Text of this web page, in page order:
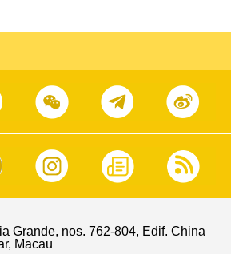
Grande, nos. 762-804, Edif. China
Macau